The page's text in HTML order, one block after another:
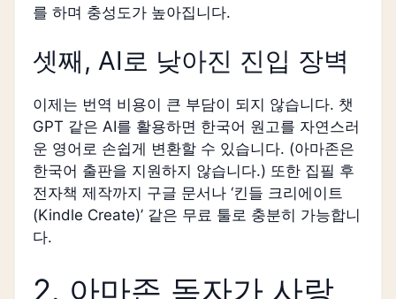
를 하며 충성도가 높아집니다.
셋째, AI로 낮아진 진입 장벽
이제는 번역 비용이 큰 부담이 되지 않습니다. 챗
GPT 같은 AI를 활용하면 한국어 원고를 자연스러
운 영어로 손쉽게 변환할 수 있습니다. (아마존은
한국어 출판을 지원하지 않습니다.) 또한 집필 후
전자책 제작까지 구글 문서나 ‘킨들 크리에이트
(Kindle Create)’ 같은 무료 툴로 충분히 가능합니
다.
2. 아마존 독자가 사랑